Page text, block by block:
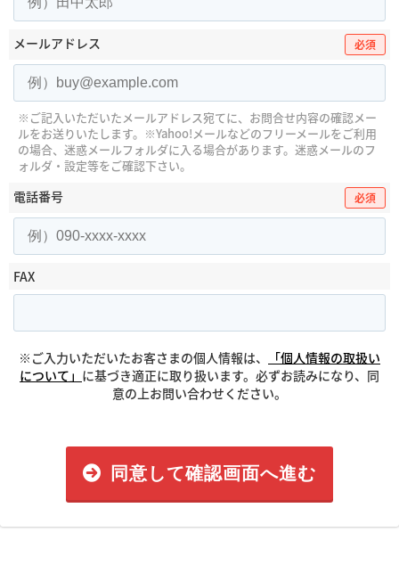
メールアドレス 必須
※ご記入いただいたメールアドレス宛てに、お問合せ内容の確認メー
ルをお送りいたします。 ※Yahoo!メールなどのフリーメールをご利用
の場合、迷惑メールフォルダに入る場合があります。 迷惑メールのフ
ォルダ・設定等をご確認下さい。
電話番号 必須
FAX
※ご入力いただいたお客さまの個人情報は、
「個人情報の取扱い
について」 に基づき適正に取り扱います。必ずお読みになり、同
意の上お問い合わせください。
同意して確認画面へ進む